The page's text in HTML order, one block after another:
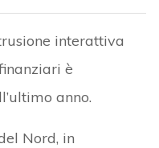
interattiva
è
anno.
Nord, in